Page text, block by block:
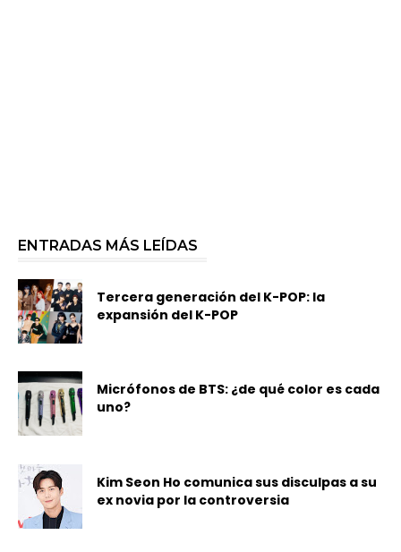
ENTRADAS MÁS LEÍDAS
Tercera generación del K-POP: la
expansión del K-POP
Micrófonos de BTS: ¿de qué color es cada
uno?
Kim Seon Ho comunica sus disculpas a su
ex novia por la controversia